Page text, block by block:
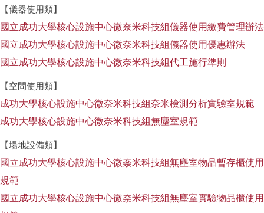
【儀器使用類】
國立成功大學核心設施中心微奈米科技組儀器使用繳費管理辦法
國立成功大學核心設施中心微奈米科技組儀器使用優惠辦法
國立成功大學核心設施中心微奈米科技組代工施行準則
【空間使用類】
成功大學核心設施中心微奈米科技組奈米檢測分析實驗室規範
成功大學核心設施中心微奈米科技組無塵室規範
【場地設備類】
國立成功大學核心設施中心微奈米科技組無塵室物品暫存櫃使用
規範
國立成功大學核心設施中心微奈米科技組無塵室實驗物品櫃使用